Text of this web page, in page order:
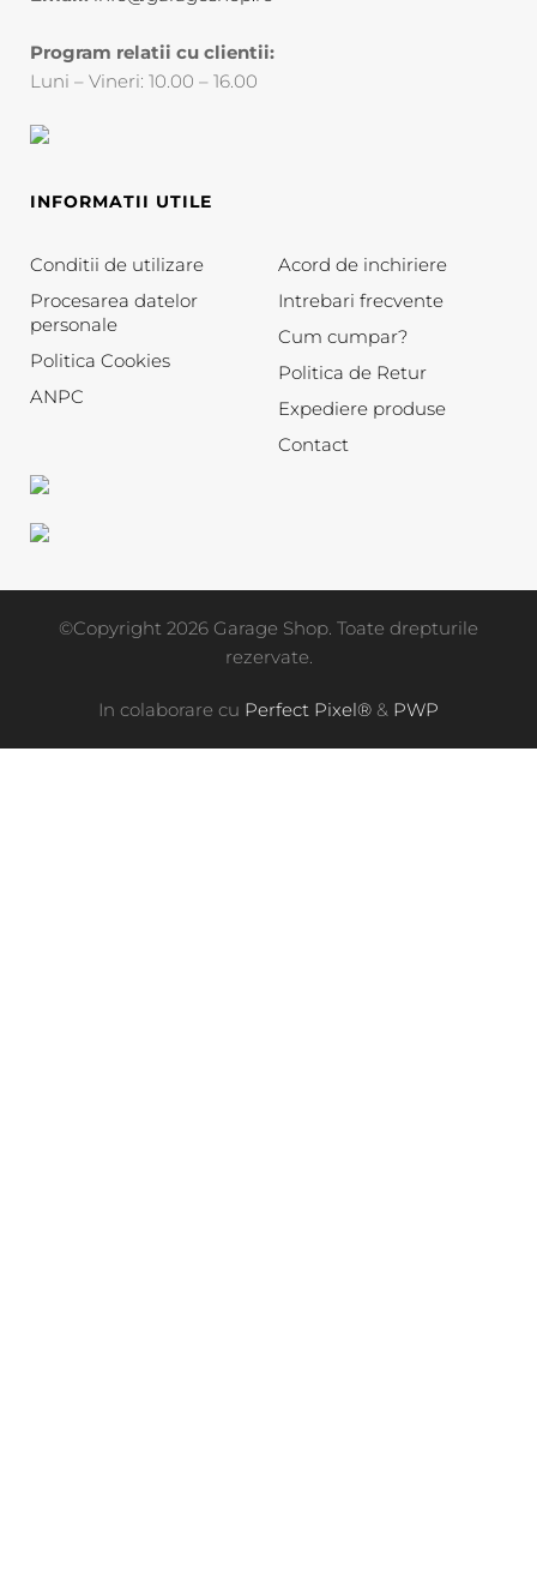
Program relatii cu clientii:
Luni – Vineri: 10.00 – 16.00
INFORMATII UTILE
Conditii de utilizare
Procesarea datelor
personale
Politica Cookies
ANPC
Acord de inchiriere
Intrebari frecvente
Cum cumpar?
Politica de Retur
Expediere produse
Contact
©Copyright 2026 Garage Shop. Toate drepturile
rezervate.
In colaborare cu Perfect Pixel® & PWP